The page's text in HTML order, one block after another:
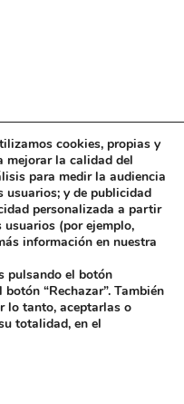
cookies, propias y
mejorar la calidad del
para medir la audiencia
usuarios; y de publicidad
personalizada a partir
(por ejemplo,
información en nuestra
pulsando el botón
“Rechazar”. También
lo tanto, aceptarlas o
totalidad, en el